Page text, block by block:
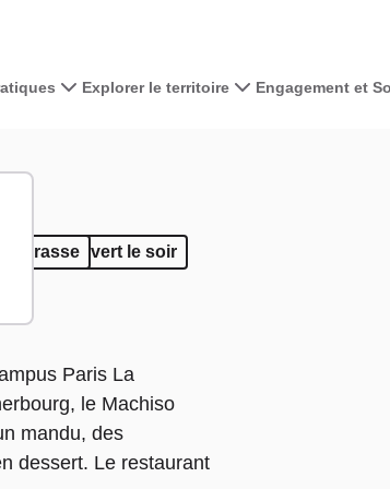
Explorer le territoire Engagement et
Ouvert le soir
Terrasse
Paris La
le Machiso
mandu, des
dessert. Le restaurant